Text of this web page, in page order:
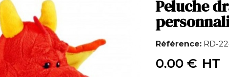
Peluche
Référence RD-
0,00 € HT